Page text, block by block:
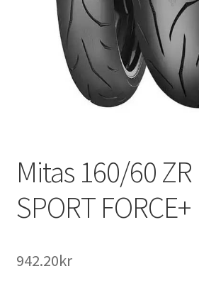
Mitas 160/60 ZR
SPORT FORCE+
942.20kr